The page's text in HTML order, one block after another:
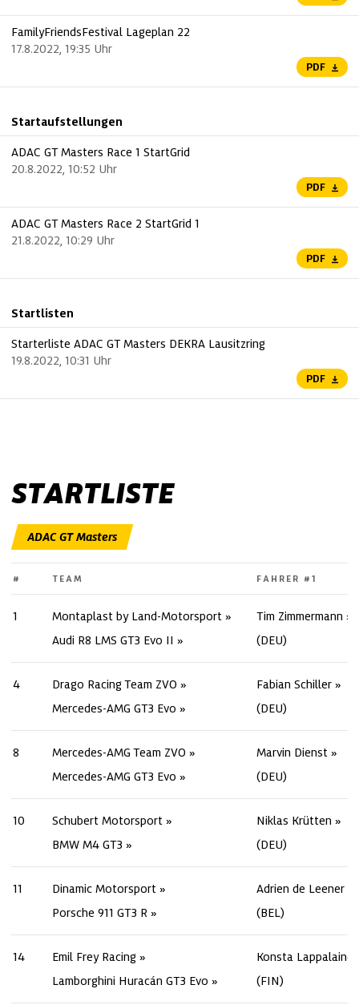
FamilyFriendsFestival Lageplan 22
17.8.2022, 19:35 Uhr
PDF
Startaufstellungen
ADAC GT Masters Race 1 StartGrid
20.8.2022, 10:52 Uhr
PDF
ADAC GT Masters Race 2 StartGrid 1
21.8.2022, 10:29 Uhr
PDF
Startlisten
Starterliste ADAC GT Masters DEKRA Lausitzring
19.8.2022, 10:31 Uhr
PDF
STARTLISTE
# TEAM FAHRER #1
1
Montaplast by Land-Motorsport
Audi R8 LMS GT3 Evo II
Tim Zimmermann
(DEU)
4
Drago Racing Team ZVO
Mercedes-AMG GT3 Evo
Fabian Schiller
(DEU)
8
Mercedes-AMG Team ZVO
Mercedes-AMG GT3 Evo
Marvin Dienst
(DEU)
10
Schubert Motorsport
BMW M4 GT3
Niklas Krütten
(DEU)
11
Dinamic Motorsport
Porsche 911 GT3 R
Adrien de Leener
(BEL)
14
Emil Frey Racing
Lamborghini Huracán GT3 Evo
Konsta Lappalainen
(FIN)